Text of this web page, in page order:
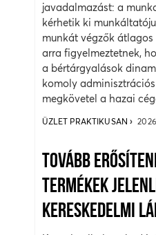
javadalmazást: a
kérhetik ki
munkát végzők
arra figyelmeztetnek,
a bértárgyalások
komoly
megkövetel a hazai
ÜZLET PRAKTIKUSAN
TOVÁBB
TERMÉKEK
KERESKEDELMI